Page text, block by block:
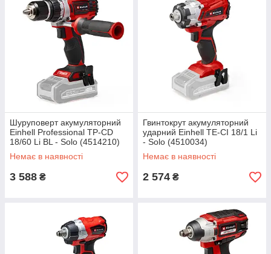
Шуруповерт акумуляторний
Einhell Professional TP-CD
18/60 Li BL - Solo (4514210)
Немає в наявності
3 588 ₴
Гвинтокрут акумуляторний
ударний Einhell TE-CI 18/1 Li
- Solo (4510034)
Немає в наявності
2 574 ₴